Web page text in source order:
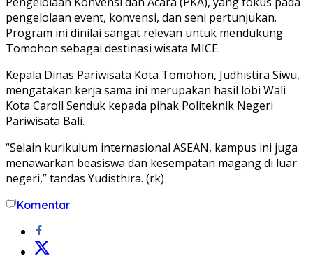
pengelolaan event, konvensi, dan seni pertunjukan.
Program ini dinilai sangat relevan untuk mendukung
Tomohon sebagai destinasi wisata MICE.
Kepala Dinas Pariwisata Kota Tomohon, Judhistira Siwu,
mengatakan kerja sama ini merupakan hasil lobi Wali
Kota Caroll Senduk kepada pihak Politeknik Negeri
Pariwisata Bali.
“Selain kurikulum internasional ASEAN, kampus ini juga
menawarkan beasiswa dan kesempatan magang di luar
negeri,” tandas Yudisthira. (rk)
Komentar